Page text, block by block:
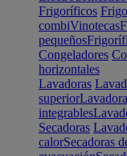
Frigoríficos
combiVinotecas
pequeños
Congeladores
horizontales
Lavadoras
superior
integrables
Secadoras
calorSecadoras